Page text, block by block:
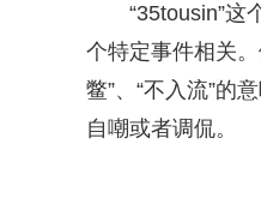
“35tousin”
个特定事件相关
鳖”、“不入流”的
自嘲或者调侃。